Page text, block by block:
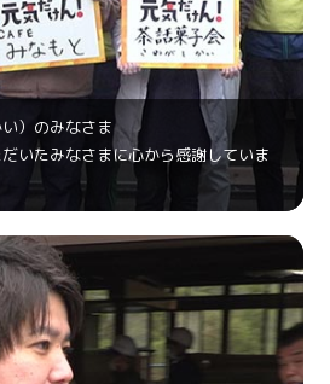
）のみなさま
いたみなさまに心から感謝していま